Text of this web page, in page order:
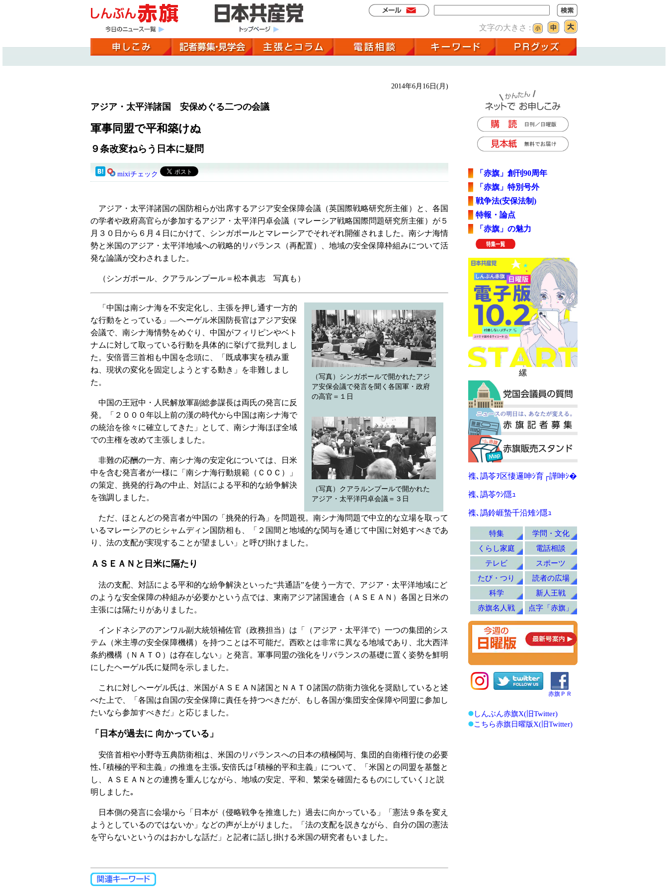
文字の大きさ :
2014年6月16日(月)
アジア・太平洋諸国 安保めぐる二つの会議
軍事同盟で平和築けぬ
９条改変ねらう日本に疑問
mixiチェック
アジア・太平洋諸国の国防相らが出席するアジア安全保障会議（英国際戦略研究所主催）と、各国
の学者や政府高官らが参加するアジア・太平洋円卓会議（マレーシア戦略国際問題研究所主催）が５
月３０日から６月４日にかけて、シンガポールとマレーシアでそれぞれ開催されました。南シナ海情
勢と米国のアジア・太平洋地域への戦略的リバランス（再配置）、地域の安全保障枠組みについて活
発な論議が交わされました。
（シンガポール、クアラルンプール＝松本眞志 写真も）
（写真）シンガポールで開かれたアジ
ア安保会議で発言を聞く各国軍・政府
の高官＝１日
（写真）クアラルンプールで開かれた
アジア・太平洋円卓会議＝３日
「中国は南シナ海を不安定化し、主張を押し通す一方的
な行動をとっている」―ヘーゲル米国防長官はアジア安保
会議で、南シナ海情勢をめぐり、中国がフィリピンやベト
ナムに対して取っている行動を具体的に挙げて批判しまし
た。安倍晋三首相も中国を念頭に、「既成事実を積み重
ね、現状の変化を固定しようとする動き」を非難しまし
た。
中国の王冠中・人民解放軍副総参謀長は両氏の発言に反
発。「２０００年以上前の漢の時代から中国は南シナ海で
の統治を徐々に確立してきた」として、南シナ海ほぼ全域
での主権を改めて主張しました。
非難の応酬の一方、南シナ海の安定化については、日米
中を含む発言者が一様に「南シナ海行動規範（ＣＯＣ）」
の策定、挑発的行為の中止、対話による平和的な紛争解決
を強調しました。
ただ、ほとんどの発言者が中国の「挑発的行為」を問題視。南シナ海問題で中立的な立場を取って
いるマレーシアのヒシャムディン国防相も、「２国間と地域的な関与を通じて中国に対処すべきであ
り、法の支配が実現することが望ましい」と呼び掛けました。
ＡＳＥＡＮと日米に隔たり
法の支配、対話による平和的な紛争解決といった“共通語”を使う一方で、アジア・太平洋地域にど
のような安全保障の枠組みが必要かという点では、東南アジア諸国連合（ＡＳＥＡＮ）各国と日米の
主張には隔たりがありました。
インドネシアのアンワル副大統領補佐官（政務担当）は「（アジア・太平洋で）一つの集団的シス
テム（米主導の安全保障機構）を持つことは不可能だ。西欧とは非常に異なる地域であり、北大西洋
条約機構（ＮＡＴＯ）は存在しない」と発言。軍事同盟の強化をリバランスの基礎に置く姿勢を鮮明
にしたヘーゲル氏に疑問を示しました。
これに対しヘーゲル氏は、米国がＡＳＥＡＮ諸国とＮＡＴＯ諸国の防衛力強化を奨励していると述
べた上で、「各国は自国の安全保障に責任を持つべきだが、もし各国が集団安全保障や同盟に参加し
たいなら参加すべきだ」と応じました。
「日本が過去に 向かっている」
安倍首相や小野寺五典防衛相は、米国のリバランスへの日本の積極関与、集団的自衛権行使の必要
性､｢積極的平和主義」の推進を主張｡安倍氏は｢積極的平和主義」について、「米国との同盟を基盤と
し、ＡＳＥＡＮとの連携を重んじながら、地域の安定、平和、繁栄を確固たるものにしていく｣と説
明しました｡
日本側の発言に会場から「日本が（侵略戦争を推進した）過去に向かっている」「憲法９条を変え
ようとしているのではないか」などの声が上がりました。「法の支配を説きながら、自分の国の憲法
を守らないというのはおかしな話だ」と記者に話し掛ける米国の研究者もいました。
「赤旗」創刊90周年
「赤旗」特別号外
戦争法(安保法制)
特報・論点
「赤旗」の魅力
縲
襍､譌苓ｦ区悽邏呻ｼ育┌譁呻ｼ�
襍､譌苓ｳｼ隱ｭ
襍､譌鈴崕蟄千沿雉ｼ隱ｭ
特集
学問・文化
くらし家庭
電話相談
テレビ
スポーツ
たび・つり
読者の広場
科学
新人王戦
赤旗名人戦
点字「赤旗」
赤旗ＰＲ
しんぶん赤旗X(旧Twitter)
こちら赤旗日曜版X(旧Twitter)